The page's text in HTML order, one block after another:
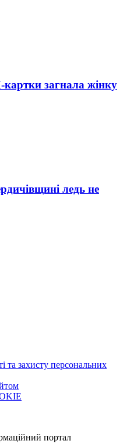
загнала жінку
ледь не
та захисту персональних
портал